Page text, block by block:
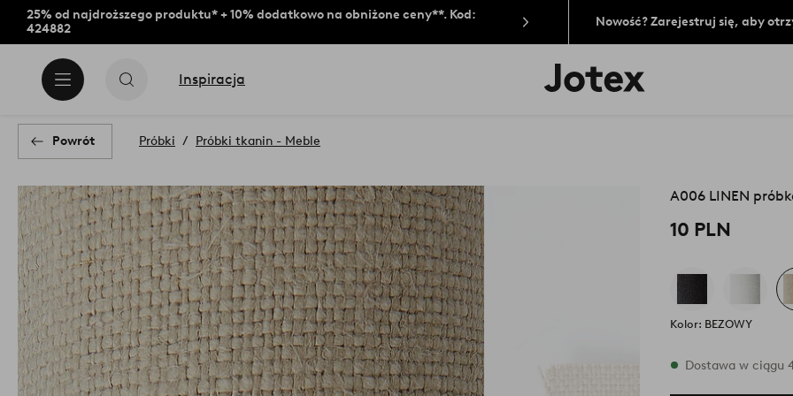
25% od najdroższego produktu* + 10% dodatkowo na obniżone ceny**. Kod:
424882
Nowość? Zarejestruj się, aby
Inspiracja
Logo
Jotex
Powrót Próbki Próbki tkanin - Meble
A006 LINEN
10 PLN
Kolor: BEZOWY
W magazynie
Dostawa w ciągu